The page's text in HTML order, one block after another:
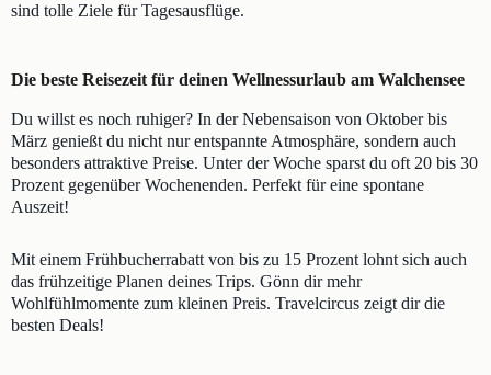
sind tolle Ziele für Tagesausflüge.
Die beste Reisezeit für deinen Wellnessurlaub am Walchensee
Du willst es noch ruhiger? In der Nebensaison von Oktober bis
März genießt du nicht nur entspannte Atmosphäre, sondern auch
besonders attraktive Preise. Unter der Woche sparst du oft 20 bis 30
Prozent gegenüber Wochenenden. Perfekt für eine spontane
Auszeit!
Mit einem Frühbucherrabatt von bis zu 15 Prozent lohnt sich auch
das frühzeitige Planen deines Trips. Gönn dir mehr
Wohlfühlmomente zum kleinen Preis. Travelcircus zeigt dir die
besten Deals!